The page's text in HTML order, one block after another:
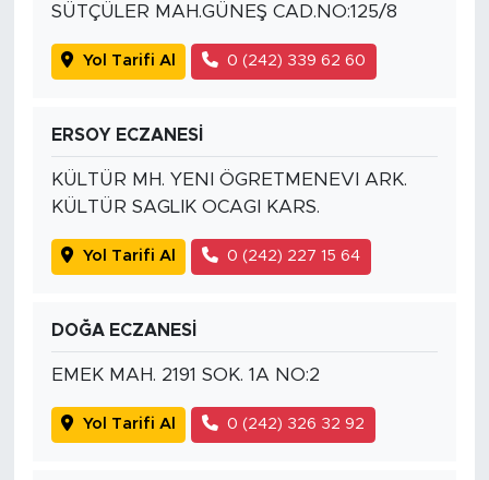
SÜTÇÜLER MAH.GÜNEŞ CAD.NO:125/8
Yol Tarifi Al 0 (242) 339 62 60
ERSOY ECZANESİ
KÜLTÜR MH. YENI ÖGRETMENEVI ARK.
KÜLTÜR SAGLIK OCAGI KARS.
Yol Tarifi Al 0 (242) 227 15 64
DOĞA ECZANESİ
EMEK MAH. 2191 SOK. 1A NO:2
Yol Tarifi Al 0 (242) 326 32 92